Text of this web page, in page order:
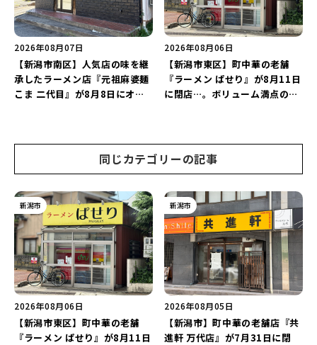
2026年08月07日
【新潟市南区】人気店の味を継
承したラーメン店『元祖麻婆麺
こま 二代目』が8月8日にオー
2026年08月06日
【新潟市東区】町中華の老舗
『ラーメン ぱせり』が8月11日
に閉店…。ボリューム満点の名
同じカテゴリーの記事
新潟市
2026年08月06日
【新潟市東区】町中華の老舗
『ラーメン ぱせり』が8月11日
新潟市
2026年08月05日
【新潟市】町中華の老舗店『共
進軒 万代店』が7月31日に閉